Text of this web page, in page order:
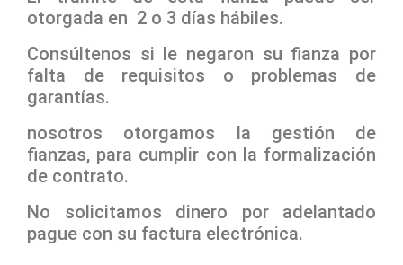
otorgada en 2 o 3 días hábiles.
Consúltenos si le negaron su fianza por
falta de requisitos o problemas de
garantías.
nosotros otorgamos la gestión de
fianzas, para cumplir con la formalización
de contrato.
No solicitamos dinero por adelantado
pague con su factura electrónica.